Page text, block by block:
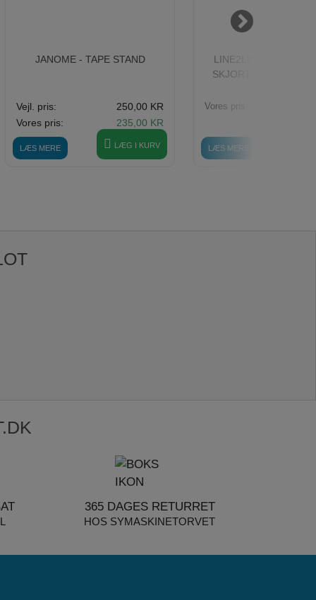
JANOME - TAPE STAND
LÆS MERE
Vejl. pris:
250,00 KR
Vores pris:
235,00 KR
LÆG I KURV
LINE2LINE J467,
SKJORTEFRAKKE M/
LÆS MERE
Vores pris:
365 DAGES RETURRET
HOS SYMASKINETORVET